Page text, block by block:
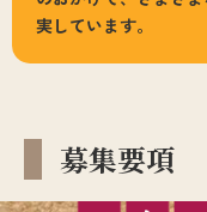
実しています。
募集要項